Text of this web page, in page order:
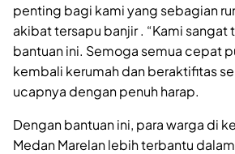
penting bagi kami yang sebagian
akibat tersapu banjir . “Kami
bantuan ini. Semoga semua cepat
kembali kerumah dan beraktifitas
ucapnya dengan penuh harap.
Dengan bantuan ini, para warga di
Medan Marelan lebih terbantu